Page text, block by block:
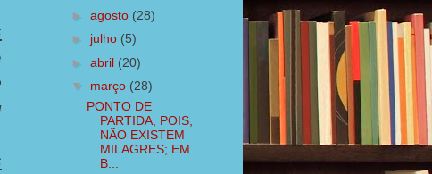
► agosto (28)
► julho (5)
► abril (20)
▼ março (28)
PONTO DE
PARTIDA, POIS,
NÃO EXISTEM
MILAGRES; EM
B...